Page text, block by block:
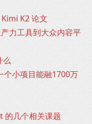
K2 论文
力工具到大众内容平
么
小项目能融1700万
的几个相关课题